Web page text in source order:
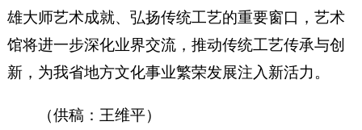
雄大师艺术成就、弘扬传统工艺的重要窗口，艺术
馆将进一步深化业界交流，推动传统工艺传承与创
新，为我省地方文化事业繁荣发展注入新活力。
（供稿：王维平）​